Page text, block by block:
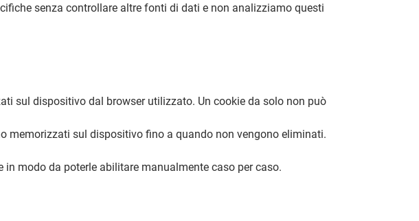
senza controllare altre fonti di dati e non analizziamo questi
sul dispositivo dal browser utilizzato. Un cookie da solo non può
memorizzati sul dispositivo fino a quando non vengono eliminati.
modo da poterle abilitare manualmente caso per caso.